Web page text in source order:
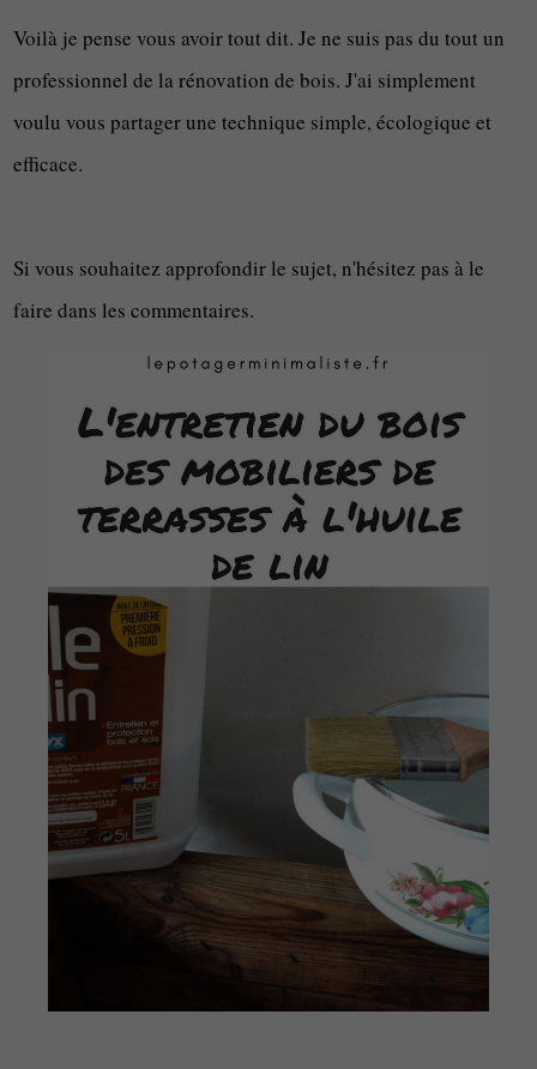
Voilà je pense vous avoir tout dit. Je ne suis pas du tout un
professionnel de la rénovation de bois. J'ai simplement
voulu vous partager une technique simple, écologique et
efficace.
Si vous souhaitez approfondir le sujet, n'hésitez pas à le
faire dans les commentaires.